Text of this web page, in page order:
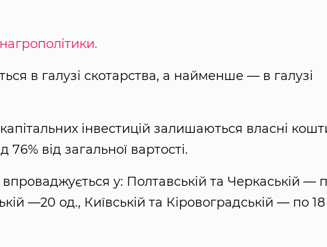
в галузі скотарства, а найменше — в галузі
інвестицій залишаються власні
від загальної вартості.
впроваджується у: Полтавській та Черкаській —
—20 од., Київській та Кіровоградській — по